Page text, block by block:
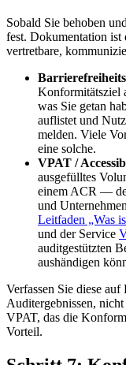
Sobald Sie behoben
fest. Dokumentation ist
vertretbare,
Konformitätsziel
was Sie getan
auflistet und
melden. Viele
eine solche.
VPAT /
ausgefülltes
einem ACR —
und
Leitfaden „Was
und der Service
auditgestützten
aushändigen
Verfassen Sie diese
Auditergebnissen,
VPAT, das die
Vorteil.